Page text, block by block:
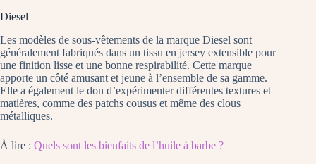
Diesel
Les modèles de sous-vêtements de la marque Diesel sont
généralement fabriqués dans un tissu en jersey extensible pour
une finition lisse et une bonne respirabilité. Cette marque
apporte un côté amusant et jeune à l’ensemble de sa gamme.
Elle a également le don d’expérimenter différentes textures et
matières, comme des patchs cousus et même des clous
métalliques.
À lire : Quels sont les bienfaits de l’huile à barbe ?